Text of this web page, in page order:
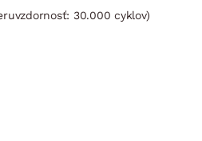
30.000 cyklov)